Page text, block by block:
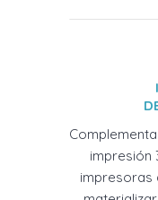
impresión
impresoras